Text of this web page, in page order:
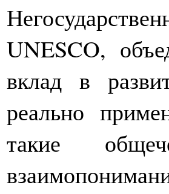
UNESCO,
вклад в
реально
такие